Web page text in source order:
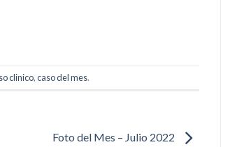
clinico,caso del mes.
Foto del Mes – Julio 2022